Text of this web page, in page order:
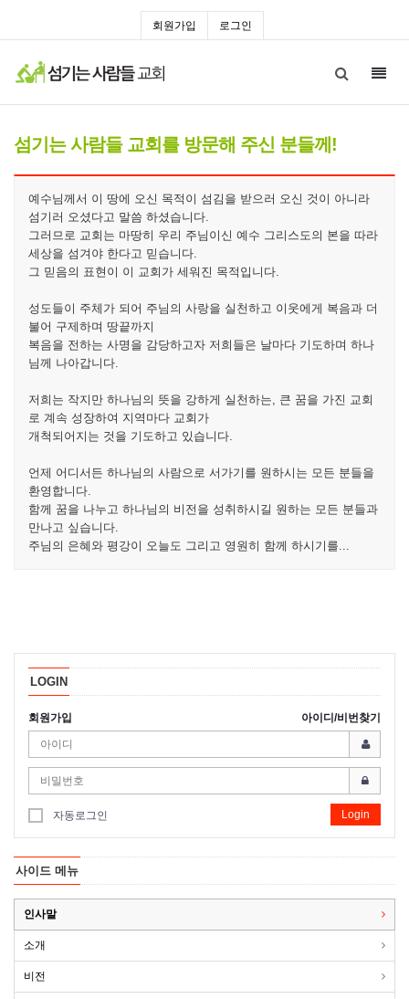
회원가입 로그인
섬기는 사람들 교회를 방문해 주신 분들께!
예수님께서 이 땅에 오신 목적이 섬김을 받으러 오신 것이 아니라
섬기러 오셨다고 말씀 하셨습니다.
그러므로 교회는 마땅히 우리 주님이신 예수 그리스도의 본을 따라
세상을 섬겨야 한다고 믿습니다.
그 믿음의 표현이 이 교회가 세워진 목적입니다.
성도들이 주체가 되어 주님의 사랑을 실천하고 이웃에게 복음과 더
불어 구제하며 땅끝까지
복음을 전하는 사명을 감당하고자 저희들은 날마다 기도하며 하나
님께 나아갑니다.
저희는 작지만 하나님의 뜻을 강하게 실천하는, 큰 꿈을 가진 교회
로 계속 성장하여 지역마다 교회가
개척되어지는 것을 기도하고 있습니다.
언제 어디서든 하나님의 사람으로 서가기를 원하시는 모든 분들을
환영합니다.
함께 꿈을 나누고 하나님의 비전을 성취하시길 원하는 모든 분들과
만나고 싶습니다.
주님의 은혜와 평강이 오늘도 그리고 영원히 함께 하시기를...
LOGIN
회원가입 아이디/비번찾기
자동로그인 Login
사이드 메뉴
인사말
소개
비전